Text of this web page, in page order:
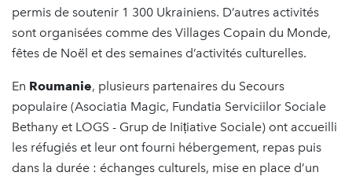
permis de soutenir 1 300 Ukrainiens. D’autres activités
sont organisées comme des Villages Copain du Monde,
fêtes de Noël et des semaines d’activités culturelles.
En Roumanie, plusieurs partenaires du Secours
populaire (Asociatia Magic, Fundatia Serviciilor Sociale
Bethany et LOGS - Grup de Inițiative Sociale) ont accueilli
les réfugiés et leur ont fourni hébergement, repas puis
dans la durée : échanges culturels, mise en place d’un